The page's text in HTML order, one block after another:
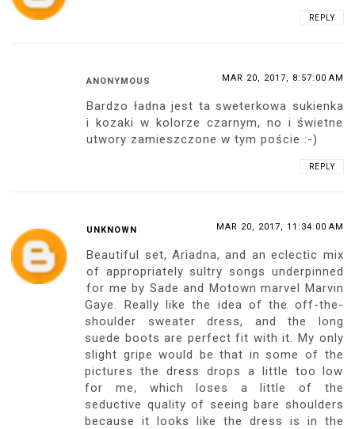
REPLY
ANONYMOUS MAR 20, 2017, 8:57:00 AM
Bardzo ładna jest ta sweterkowa sukienka
i kozaki w kolorze czarnym, no i świetne
utwory zamieszczone w tym poście :-)
REPLY
UNKNOWN MAR 20, 2017, 11:34:00 AM
Beautiful set, Ariadna, and an eclectic mix
of appropriately sultry songs underpinned
for me by Sade and Motown marvel Marvin
Gaye. Really like the idea of the off-the-
shoulder sweater dress, and the long
suede boots are perfect fit with it. My only
slight gripe would be that in some of the
pictures the dress drops a little too low
for me, which loses a little of the
seductive quality of seeing bare shoulders
because it looks like the dress is in the